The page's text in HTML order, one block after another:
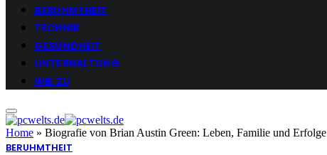
BERUHMTHEIT
TECHNIK
GESUNDHEIT
UNTERHALTUNG
WIE ZU
Home » Biografie von Brian Austin Green: Leben, Familie und Erfolge
BERUHMTHEIT